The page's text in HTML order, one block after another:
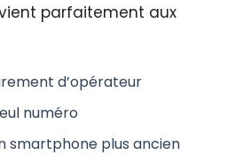
parfaitement aux
d’opérateur
numéro
smartphone plus ancien